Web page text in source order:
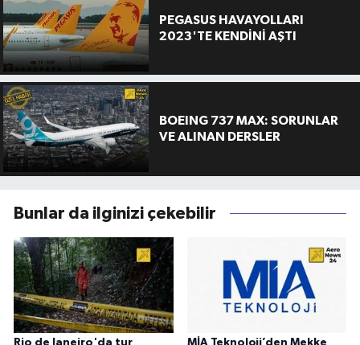
PEGASUS HAVAYOLLARI
2023'TE KENDİNİ AŞTI
BOEING 737 MAX: SORUNLAR
VE ALINAN DERSLER
Bunlar da ilginizi çekebilir
Rio de Janeiro'da tur MİA Teknoloji’den Mekke